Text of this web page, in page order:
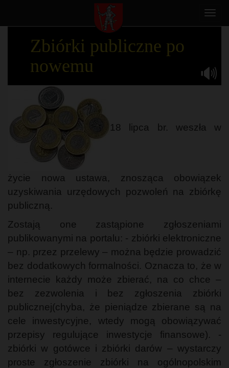
Zbiórki publiczne po
nowemu
18 lipca br. weszła w
życie nowa ustawa, znosząca obowiązek
uzyskiwania urzędowych pozwoleń na zbiórkę
publiczną.
Zostają one zastąpione zgłoszeniami
publikowanymi na portalu: - zbiórki elektroniczne
– np. przez przelewy – można będzie prowadzić
bez dodatkowych formalności. Oznacza to, że w
internecie każdy może zbierać, na co chce –
bez zezwolenia i bez zgłoszenia zbiórki
publicznej(chyba, że pieniądze zbierane są na
cele inwestycyjne, wtedy mogą obowiązywać
przepisy regulujące inwestycje finansowe). -
zbiórki w gotówce i zbiórki darów – wystarczy
proste zgłoszenie zbiórki na ogólnopolskim